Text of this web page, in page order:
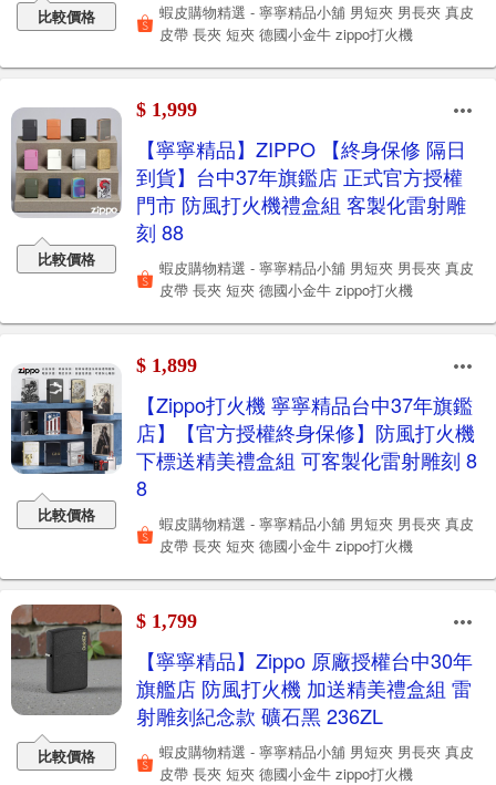
比較價格
蝦皮購物精選 - 寧寧精品小舖 男短夾 男長夾 真皮
皮帶 長夾 短夾 德國小金牛 zippo打火機
比較價格
$ 1,999
【寧寧精品】ZIPPO 【終身保修 隔日
到貨】台中37年旗鑑店 正式官方授權
門市 防風打火機禮盒組 客製化雷射雕
刻 88
蝦皮購物精選 - 寧寧精品小舖 男短夾 男長夾 真皮
皮帶 長夾 短夾 德國小金牛 zippo打火機
比較價格
$ 1,899
【Zippo打火機 寧寧精品台中37年旗鑑
店】【官方授權終身保修】防風打火機
下標送精美禮盒組 可客製化雷射雕刻 8
8
蝦皮購物精選 - 寧寧精品小舖 男短夾 男長夾 真皮
皮帶 長夾 短夾 德國小金牛 zippo打火機
比較價格
$ 1,799
【寧寧精品】Zippo 原廠授權台中30年
旗艦店 防風打火機 加送精美禮盒組 雷
射雕刻紀念款 礦石黑 236ZL
蝦皮購物精選 - 寧寧精品小舖 男短夾 男長夾 真皮
皮帶 長夾 短夾 德國小金牛 zippo打火機